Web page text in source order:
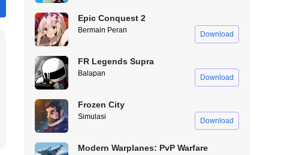
Epic Conquest 2
Bermain Peran Download
FR Legends Supra
Balapan Download
Frozen City
Simulasi Download
Modern Warplanes: PvP Warfare